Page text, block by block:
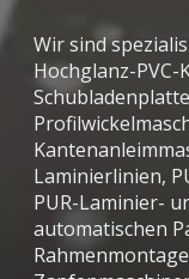
Wir sind
Hochglanz-PVC-
Laminierlinien,
PUR-Laminier-
automatischen